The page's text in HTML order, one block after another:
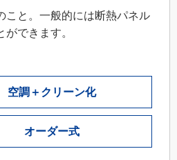
こと。一般的には断熱パネル
できます。
空調＋クリーン化
オーダー式